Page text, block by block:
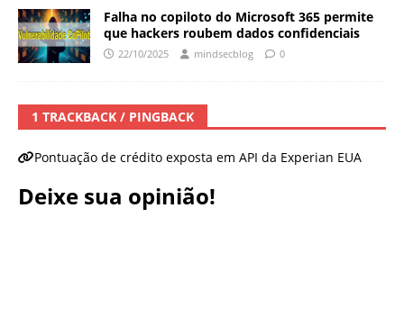
Falha no copiloto do Microsoft 365 permite
que hackers roubem dados confidenciais
22/10/2025 mindsecblog 0
1 TRACKBACK / PINGBACK
Pontuação de crédito exposta em API da Experian EUA
Deixe sua opinião!